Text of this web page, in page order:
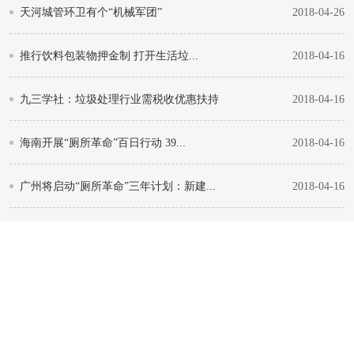
天河城管环卫有个“机械军团” 2018-04-26
推行饮料包装物押金制 打开生活垃... 2018-04-16
九三学社：垃圾处理行业需税收优惠扶持 2018-04-16
海南开展“厕所革命”百日行动 39... 2018-04-16
广州将启动“厕所革命”三年计划：新建... 2018-04-16